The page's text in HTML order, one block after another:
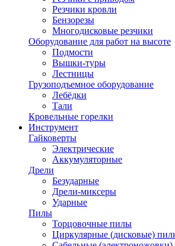
Резчики кровли
Бензорезы
Многодисковые резчики
Оборудование для работ на высоте
Подмости
Вышки-туры
Лестницы
Грузоподъемное оборудование
Лебёдки
Тали
Кровельные горелки
Инструмент
Гайковерты
Электрические
Аккумуляторные
Дрели
Безударные
Дрели-миксеры
Ударные
Пилы
Торцовочные пилы
Циркулярные (дисковые)